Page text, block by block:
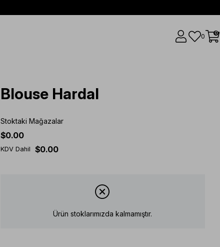
0 0
Blouse Hardal
Stoktaki Mağazalar
$0.00
KDV Dahil $0.00
Ürün stoklarımızda kalmamıştır.